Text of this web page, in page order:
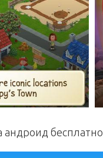
андроид бесплатно